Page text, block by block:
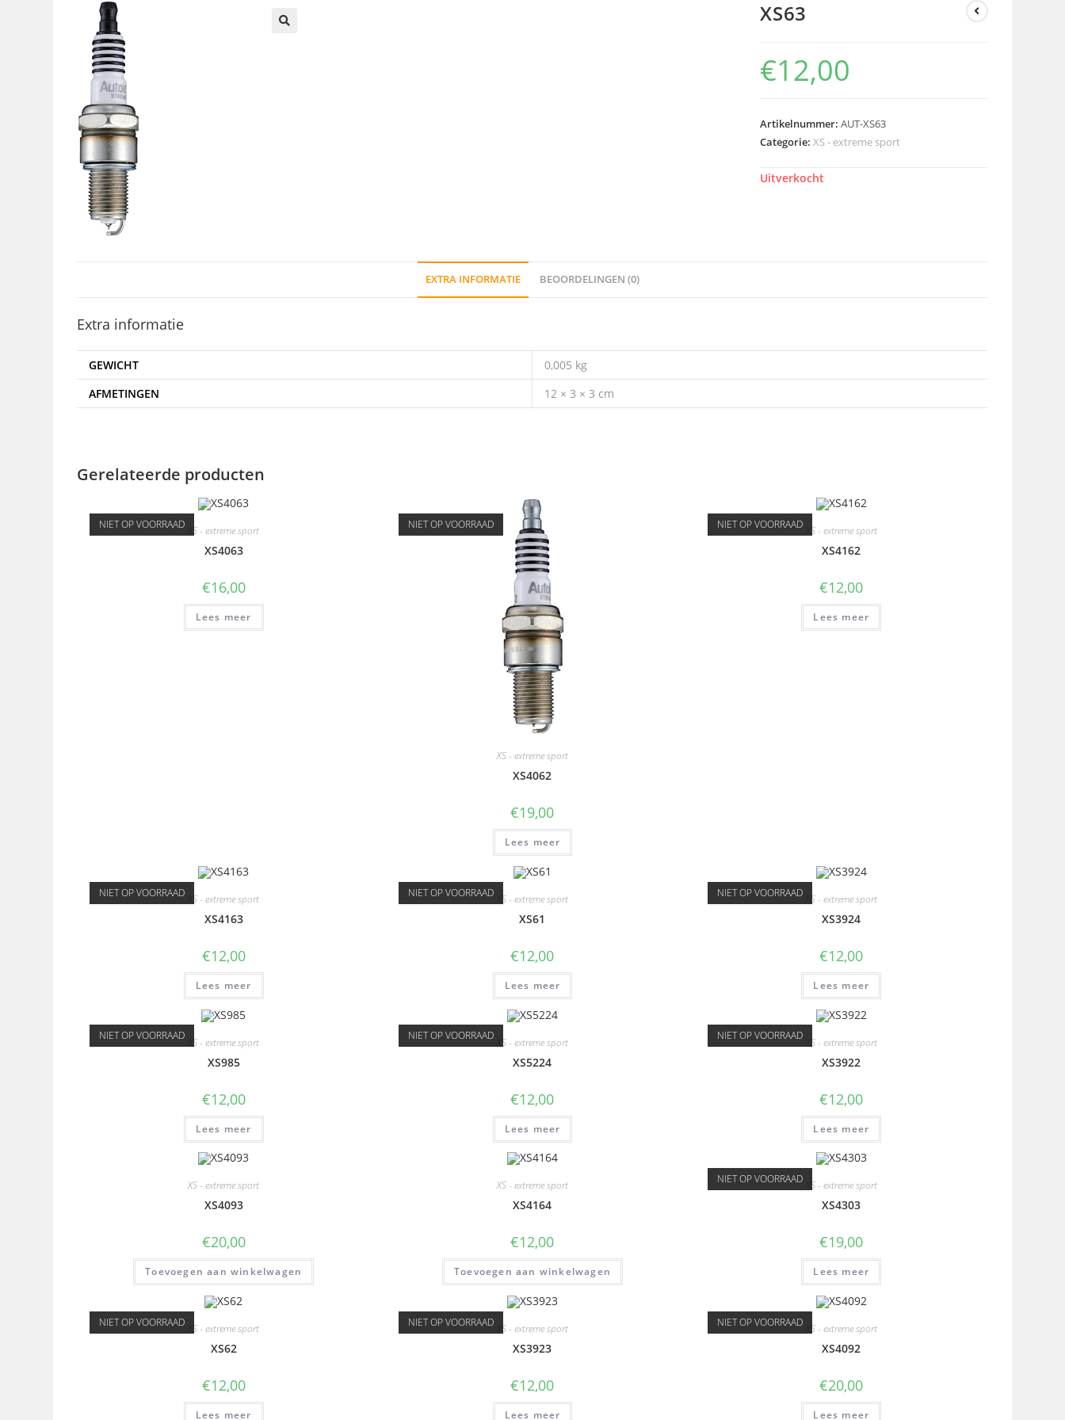
XS63
€12,00
Artikelnummer:AUT-XS63
Categorie:XS - extreme sport
Uitverkocht
EXTRA INFORMATIE BEOORDELINGEN (0)
Extra informatie
GEWICHT
0,005 kg
AFMETINGEN
12 × 3 × 3 cm
Gerelateerde producten
NIET OP VOORRAAD XS - extreme sport
XS4063
€16,00
Lees meer
NIET OP VOORRAAD
XS - extreme sport
XS4062
€19,00
Lees meer
NIET OP VOORRAAD XS - extreme sport
XS4162
€12,00
Lees meer
NIET OP VOORRAAD XS - extreme sport
XS4163
€12,00
Lees meer
NIET OP VOORRAAD XS - extreme sport
XS61
€12,00
Lees meer
NIET OP VOORRAAD XS - extreme sport
XS3924
€12,00
Lees meer
NIET OP VOORRAAD XS - extreme sport
XS985
€12,00
Lees meer
NIET OP VOORRAAD XS - extreme sport
XS5224
€12,00
Lees meer
NIET OP VOORRAAD XS - extreme sport
XS3922
€12,00
Lees meer
XS - extreme sport
XS4093
€20,00
Toevoegen aan winkelwagen
XS - extreme sport
XS4164
€12,00
Toevoegen aan winkelwagen
NIET OP VOORRAAD XS - extreme sport
XS4303
€19,00
Lees meer
NIET OP VOORRAAD XS - extreme sport
XS62
€12,00
Lees meer
NIET OP VOORRAAD XS - extreme sport
XS3923
€12,00
Lees meer
NIET OP VOORRAAD XS - extreme sport
XS4092
€20,00
Lees meer